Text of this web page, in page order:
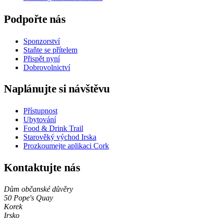
Podpořte nás
Sponzorství
Staňte se přítelem
Přispět nyní
Dobrovolnictví
Naplánujte si návštěvu
Přístupnost
Ubytování
Food & Drink Trail
Starověký východ Irska
Prozkoumejte aplikaci Cork
Kontaktujte nás
Dům občanské důvěry
50 Pope's Quay
Korek
Irsko